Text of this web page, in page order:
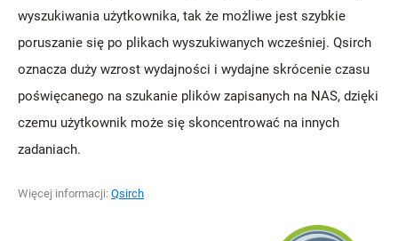
wyszukiwania użytkownika, tak że możliwe jest szybkie
poruszanie się po plikach wyszukiwanych wcześniej. Qsirch
oznacza duży wzrost wydajności i wydajne skrócenie czasu
poświęcanego na szukanie plików zapisanych na NAS, dzięki
czemu użytkownik może się skoncentrować na innych
zadaniach.
Więcej informacji: Qsirch